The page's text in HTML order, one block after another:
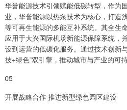
华誉能源技术引领赋能低碳转型，作为
业，华誉能源以热泵技术为核心，打造
等可再生能源的多能互补系统。其全生
应用于大兴国际机场新能源保障系统，
设到运营的低碳化服务。通过技术创新
技+绿色”双引擎，推动城市与产业的可持
05
开展战略合作 推进新型绿色园区建设